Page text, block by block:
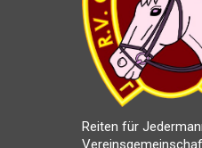
Reiten für